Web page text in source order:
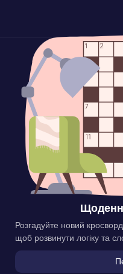
Розгадуйте новий
щоб розвинути логіку та